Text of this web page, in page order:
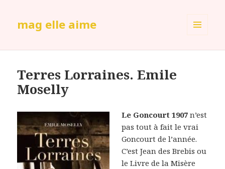
mag elle aime
Terres Lorraines. Emile
Moselly
Le Goncourt 1907 n’est
pas tout à fait le vrai
Goncourt de l’année.
C’est Jean des Brebis ou
le Livre de la Misère